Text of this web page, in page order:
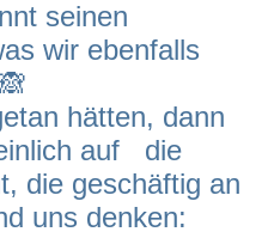
seinen
wir ebenfalls
hätten, dann
auf die
die geschäftig an
uns denken: